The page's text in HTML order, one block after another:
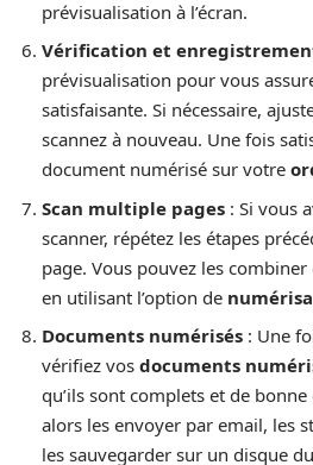
prévisualisation à l’écran.
Vérification et
prévisualisation pour vous
satisfaisante. Si nécessaire,
scannez à nouveau. Une fois
document numérisé sur votre
Scan multiple pages : Si vous
scanner, répétez les étapes
page. Vous pouvez les
en utilisant l’option de
Documents numérisés : Une
vérifiez vos documents
qu’ils sont complets et de
alors les envoyer par email, les
les sauvegarder sur un disque